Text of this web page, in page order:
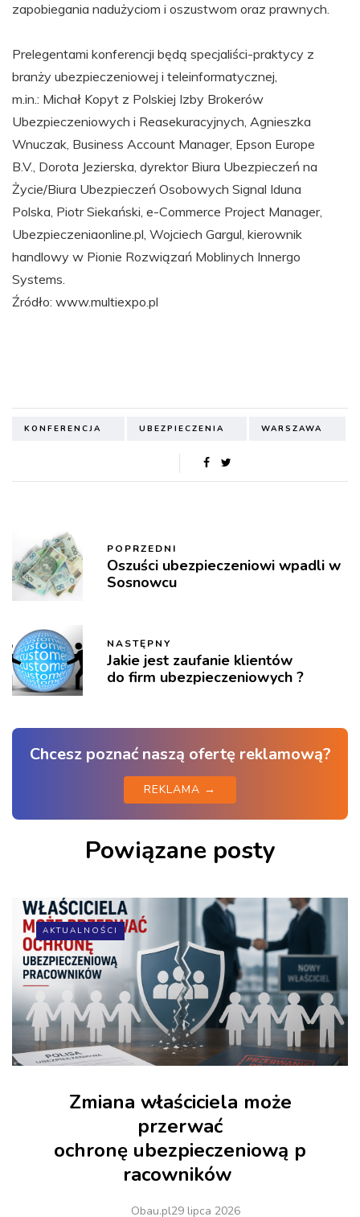
zapobiegania nadużyciom i oszustwom oraz prawnych.
Prelegentami konferencji będą specjaliści-praktycy z
branży ubezpieczeniowej i teleinformatycznej,
m.in.: Michał Kopyt z Polskiej Izby Brokerów
Ubezpieczeniowych i Reasekuracyjnych, Agnieszka
Wnuczak, Business Account Manager, Epson Europe
B.V., Dorota Jezierska, dyrektor Biura Ubezpieczeń na
Życie/Biura Ubezpieczeń Osobowych Signal Iduna
Polska, Piotr Siekański, e-Commerce Project Manager,
Ubezpieczeniaonline.pl, Wojciech Gargul, kierownik
handlowy w Pionie Rozwiązań Moblinych Innergo
Systems.
Źródło: www.multiexpo.pl
KONFERENCJA UBEZPIECZENIA WARSZAWA
POPRZEDNI
Oszuści ubezpieczeniowi wpadli w
Sosnowcu
NASTĘPNY
Jakie jest zaufanie klientów
do firm ubezpieczeniowych ?
Chcesz poznać naszą ofertę reklamową?
REKLAMA →
Powiązane posty
AKTUALNOŚCI
Zmiana właściciela może
przerwać
ochronę ubezpieczeniową p
racowników
Obau.pl29 lipca 2026